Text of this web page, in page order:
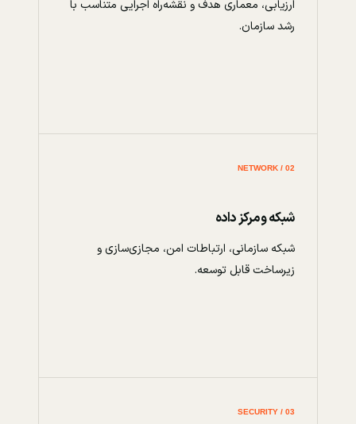
ارزیابی، معماری هدف و نقشه‌راه اجرایی متناسب با
رشد سازمان.
02 / NETWORK
شبکه و مرکز داده
شبکه سازمانی، ارتباطات امن، مجازی‌سازی و
زیرساخت قابل توسعه.
03 / SECURITY